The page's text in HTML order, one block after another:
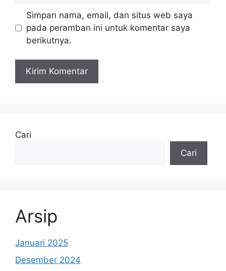
Simpan nama, email, dan situs web saya
pada peramban ini untuk komentar saya
berikutnya.
Cari
Cari
Arsip
Januari 2025
Desember 2024